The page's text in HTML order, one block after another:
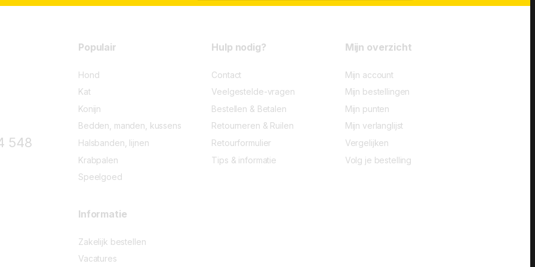
o
548
Populair
Hond
Kat
Konijn
Bedden, manden, kussens
Halsbanden, lijnen
Krabpalen
Speelgoed
Hulp nodig?
Contact
Veelgestelde-vragen
Bestellen & Betalen
Retourneren & Ruilen
Retourformulier
Tips & informatie
Mijn overzicht
Mijn account
Mijn bestellingen
Mijn punten
Mijn verlanglijst
Vergelijken
Volg je bestelling
Informatie
Zakelijk bestellen
Vacatures